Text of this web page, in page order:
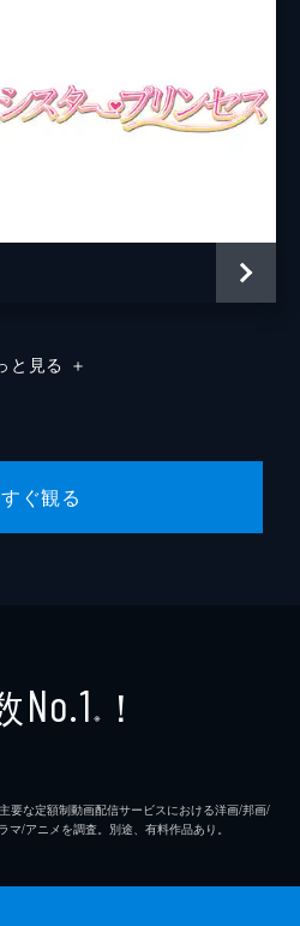
と見る ＋
ぐ観る
No.1 ※ ！
要な定額制動画配信サービスにおける洋画/邦画/
/アニメを調査。別途、有料作品あり。